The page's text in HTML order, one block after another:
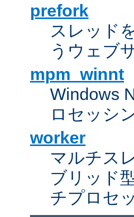
prefork
スレッド
うウェブ
mpm_winnt
Windows
ロセッシ
worker
マルチス
ブリッド
チプロセ